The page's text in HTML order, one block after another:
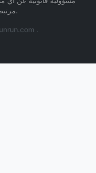
مرتبطة بمواقع الويب الخاصة بجهات خارجية.
.